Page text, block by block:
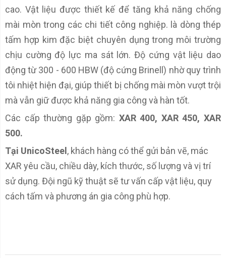
cao. Vật liệu được thiết kế để tăng khả năng chống
mài mòn trong các chi tiết công nghiệp. là dòng thép
tấm hợp kim đặc biệt chuyên dụng trong môi trường
chịu cường độ lực ma sát lớn. Độ cứng vật liệu dao
động từ 300 - 600 HBW (độ cứng Brinell) nhờ quy trình
tôi nhiệt hiện đại, giúp thiết bị chống mài mòn vượt trội
mà vẫn giữ được khả năng gia công và hàn tốt.
Các cấp thường gặp gồm: XAR 400, XAR 450,XAR
500.
Tại UnicoSteel, khách hàng có thể gửi bản vẽ, mác
XAR yêu cầu, chiều dày, kích thước, số lượng và vị trí
sử dụng. Đội ngũ kỹ thuật sẽ tư vấn cấp vật liệu, quy
cách tấm và phương án gia công phù hợp.